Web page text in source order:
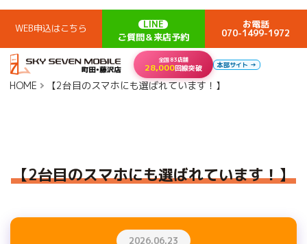
WEB申込はこちら
LINE
ご質問＆来店予約
お電話
070-1499-1972
全国83店舗
28,000回線突破 本部サイト →
HOME 【2台目のスマホにも選ばれています！】
【2台目のスマホにも選ばれています！】
2026.06.23